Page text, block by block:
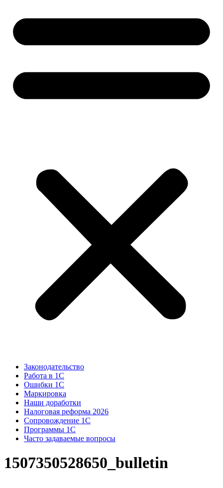
Законодательство
Работа в 1С
Ошибки 1С
Маркировка
Наши доработки
Налоговая реформа 2026
Сопровождение 1С
Программы 1С
Часто задаваемые вопросы
1507350528650_bulletin